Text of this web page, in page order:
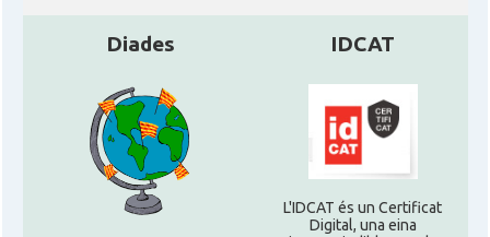
Diades IDCAT
L'IDCAT és un Certificat
Digital, una eina